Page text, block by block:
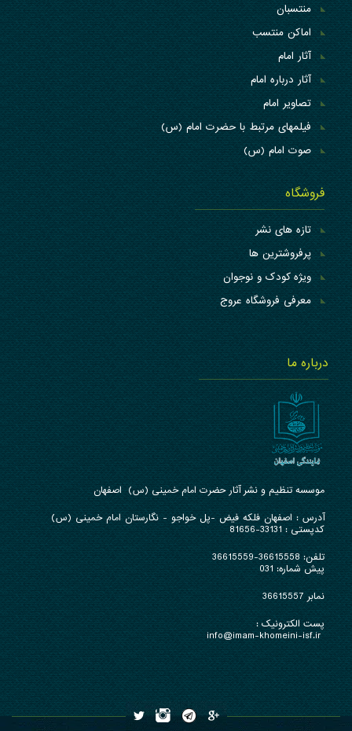
منتسبان
اماکن منتسب
آثار امام
آثار درباره امام
تصاویر امام
فیلمهای مرتبط با حضرت امام (س)
صوت امام (س)
فروشگاه
تازه های نشر
پرفروشترین ها
ویژه کودک و نوجوان
معرفی فروشگاه عروج
درباره ما
موسسه تنظیم و نشر آثار حضرت امام خمینی (س) اصفهان
آدرس : اصفهان فلکه فیض -پل خواجو - نگارستان امام خمینی (س)
کدپستی : 33131-81656
تلفن: 36615558-36615559
پیش شماره: 031
نمابر 36615557
پست الکترونیک :